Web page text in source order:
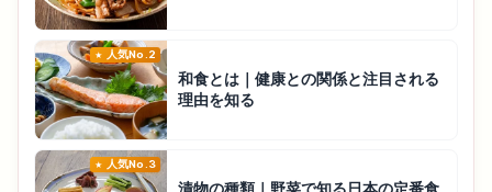
人気No.2
和食とは｜健康との関係と注目される
理由を知る
人気No.3